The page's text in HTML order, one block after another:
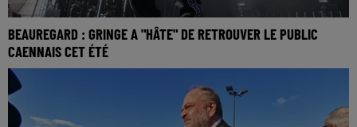
BEAUREGARD : GRINGE A "HÂTE" DE RETROUVER LE PUBLIC
CAENNAIS CET ÉTÉ